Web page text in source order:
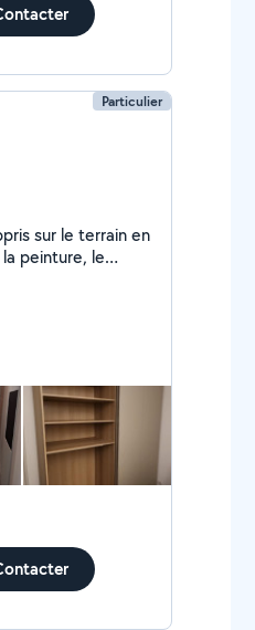
Particulier
sur le terrain en
peinture, le
le travail bien fait